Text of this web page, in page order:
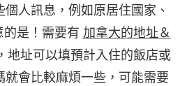
人訊息，例如原居住國家、
是！需要有 加拿大的地址＆
地址可以填預計入住的飯店或
就會比較麻煩一些，可能需要